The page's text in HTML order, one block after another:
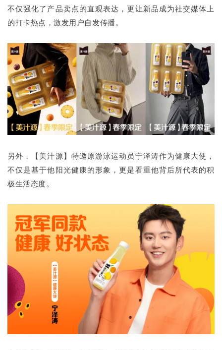
不仅强化了产品卖点的直观表达，更让新品成为社交媒体上
的打卡热点，激发用户自发传播。
另外，【美汁源】特邀原游泳运动员宁泽涛作为健康大使，
不仅是基于他阳光健康的形象，更是看重他背后所代表的积
极生活态度。